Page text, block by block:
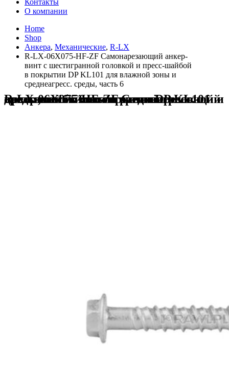
Контакты
О компании
Home
Shop
Анкера, Механические, R-LX
R-LX-06X075-HF-ZF Самонарезающий анкер-
винт с шестигранной головкой и пресс-шайбой
в покрытии DP KL101 для влажной зоны и
среднеагресс. среды, часть 6
R-LX-06X075-HF-ZF Самонарезающий анкер-винт с шестигранной головкой и пресс-шайбой в покрытии DP KL101 для влажной зоны и среднеагресс. среды, часть 6